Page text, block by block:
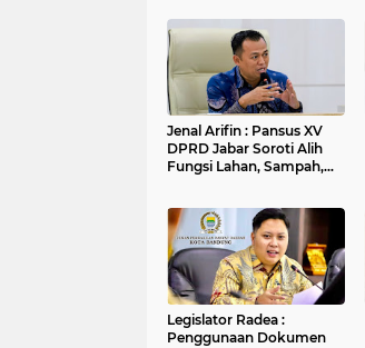
Jenal Arifin : Pansus XV
DPRD Jabar Soroti Alih
Fungsi Lahan, Sampah,
Legislator Radea :
Penggunaan Dokumen